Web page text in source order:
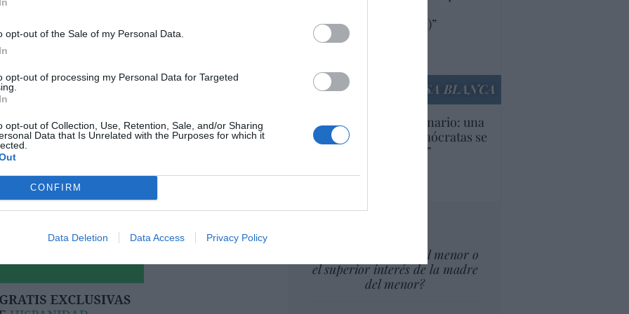
opt-out of the Sale of my Personal Data.
opt-out of processing my Personal Data for Targeted
opt-out of Collection, Use, Retention, Sale, and/or Sharing
Data that Is Unrelated with the Purposes for which it
CONFIRM
Data Deletion Data Access Privacy Policy
este artículo?
destacado de Hispanidad
legales
americanas (y europeas)”
por Ana Sánchez Arjona
LA CASA BLANCA
EEUU. Inquietante escenario: una
tercera parte de los demócratas se
define como “socialista”
¿El Superior interés el menor o
el superior interés de la madre
del menor?